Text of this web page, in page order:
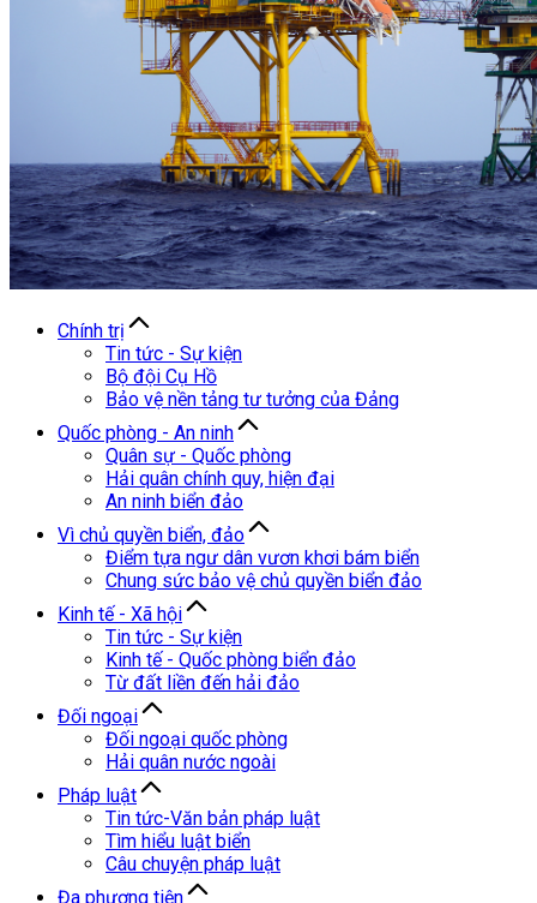
Chính trị
Tin tức - Sự kiện
Bộ đội Cụ Hồ
Bảo vệ nền tảng tư tưởng của Đảng
Quốc phòng - An ninh
Quân sự - Quốc phòng
Hải quân chính quy, hiện đại
An ninh biển đảo
Vì chủ quyền biển, đảo
Điểm tựa ngư dân vươn khơi bám biển
Chung sức bảo vệ chủ quyền biển đảo
Kinh tế - Xã hội
Tin tức - Sự kiện
Kinh tế - Quốc phòng biển đảo
Từ đất liền đến hải đảo
Đối ngoại
Đối ngoại quốc phòng
Hải quân nước ngoài
Pháp luật
Tin tức-Văn bản pháp luật
Tìm hiểu luật biển
Câu chuyện pháp luật
Đa phương tiện